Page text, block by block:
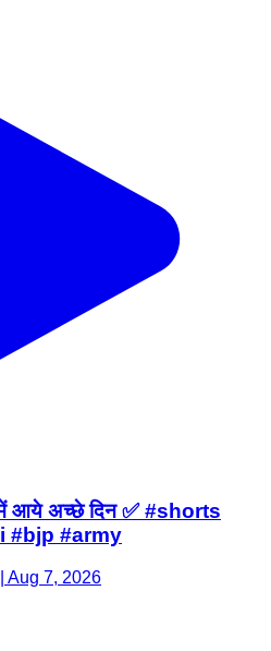
में आये अच्छे दिन ✅ #shorts
#bjp #army
Aug 7, 2026